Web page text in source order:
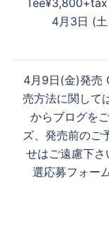
ン
Tee
4月3日 (
4月9日(金)発売
売方法に関して
からブログを
ズ、発売前のご
せはご遠慮下
選応募フォー